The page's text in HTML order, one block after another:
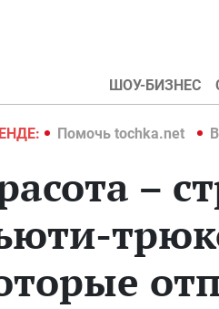
ШОУ-БИЗНЕС
2022 Помочь tochka.net
–